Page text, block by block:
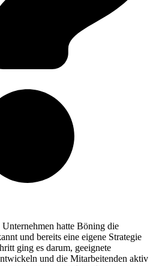
hatte Böning die
und bereits eine eigene Strategie
ging es darum, geeignete
und die Mitarbeitenden aktiv